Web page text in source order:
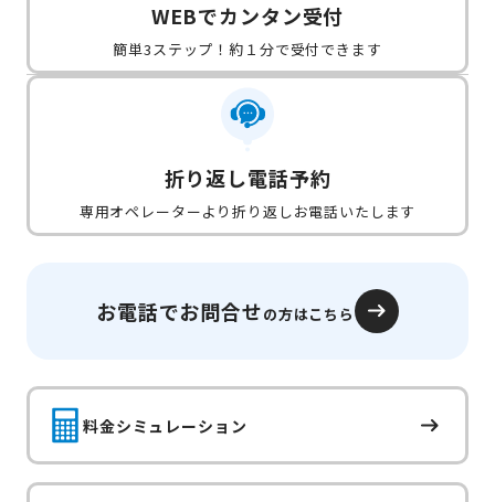
WEBでカンタン受付
簡単3ステップ！約１分で受付できます
折り返し電話予約
専用オペレーターより折り返しお電話いたします
お電話でお問合せの方はこちら
料金シミュレーション